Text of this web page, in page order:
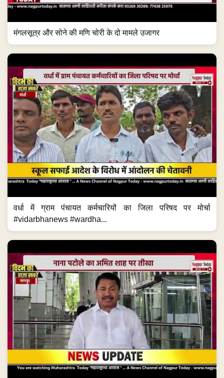
मंगलसूत्र और सोने की मणि चोरी के दो मामले उजागर
वर्धा में ग्राम पंचायत कर्मचारियों का जिला परिषद पर मोर्चा
#vidarbhanews #wardha...